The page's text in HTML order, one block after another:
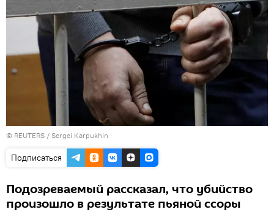
© REUTERS / Sergei Karpukhin
Подписаться
Подозреваемый рассказал, что убийство
произошло в результате пьяной ссоры